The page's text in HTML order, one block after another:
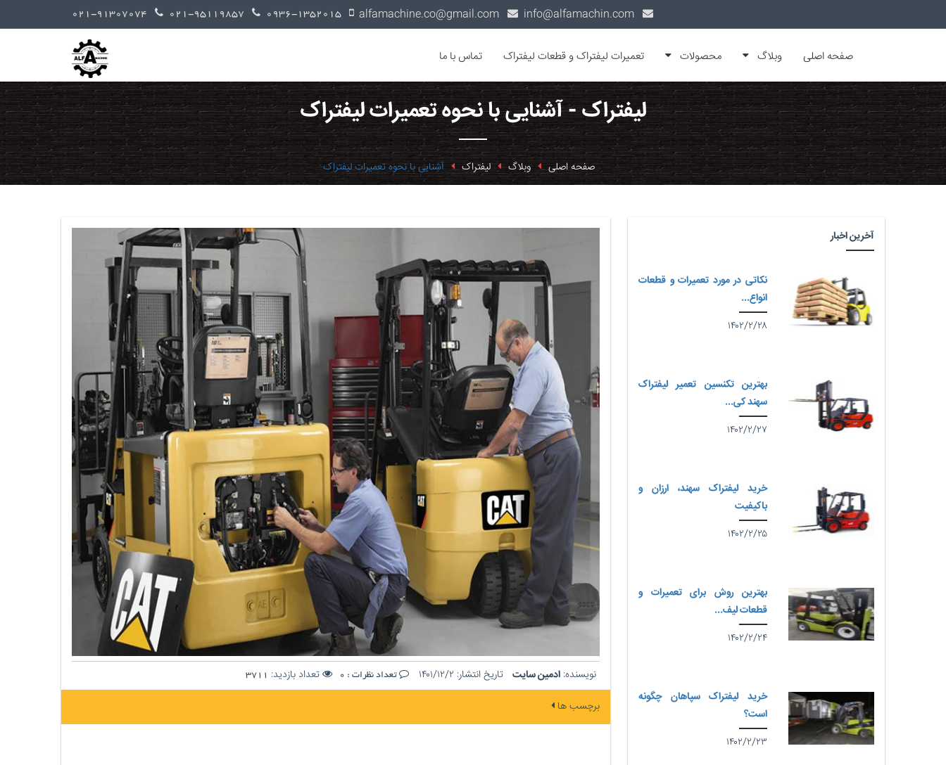
صفحه اصلی وبلاگ محصولات تعمیرات لیفتراک و قطعات لیفتراک تماس با ما
لیفتراک - آشنایی با نحوه تعمیرات لیفتراک
صفحه اصلی وبلاگ لیفتراک آشنایی با نحوه تعمیرات لیفتراک
نویسنده: ادمین سایت تاریخ انتشار: ۱۴۰۱/۱۲/۲ تعداد نظرات : 0 تعداد بازدید: 3711
برچسب ها
آخرین اخبار
نکاتی در مورد تعمیرات و قطعات
انواع...
۱۴۰۲/۲/۲۸
بهترین تکنسین تعمیر لیفتراک
سهند کی...
۱۴۰۲/۲/۲۷
خرید لیفتراک سهند، ارزان و
باکیفیت
۱۴۰۲/۲/۲۵
بهترین روش برای تعمیرات و
قطعات لیف...
۱۴۰۲/۲/۲۴
خرید لیفتراک سپاهان چگونه
است؟
۱۴۰۲/۲/۲۳